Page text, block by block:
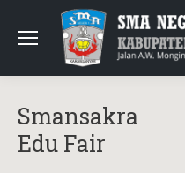
Smansakra
Edu Fair